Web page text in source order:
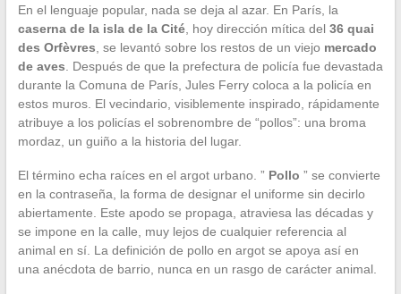
En el lenguaje popular, nada se deja al azar. En París, la
caserna de la isla de la Cité, hoy dirección mítica del 36 quai
des Orfèvres , se levantó sobre los restos de un viejo mercado
de aves . Después de que la prefectura de policía fue devastada
durante la Comuna de París, Jules Ferry coloca a la policía en
estos muros. El vecindario, visiblemente inspirado, rápidamente
atribuye a los policías el sobrenombre de “pollos”: una broma
mordaz, un guiño a la historia del lugar.
El término echa raíces en el argot urbano. ” Pollo ” se convierte
en la contraseña, la forma de designar el uniforme sin decirlo
abiertamente. Este apodo se propaga, atraviesa las décadas y
se impone en la calle, muy lejos de cualquier referencia al
animal en sí. La definición de pollo en argot se apoya así en
una anécdota de barrio, nunca en un rasgo de carácter animal.